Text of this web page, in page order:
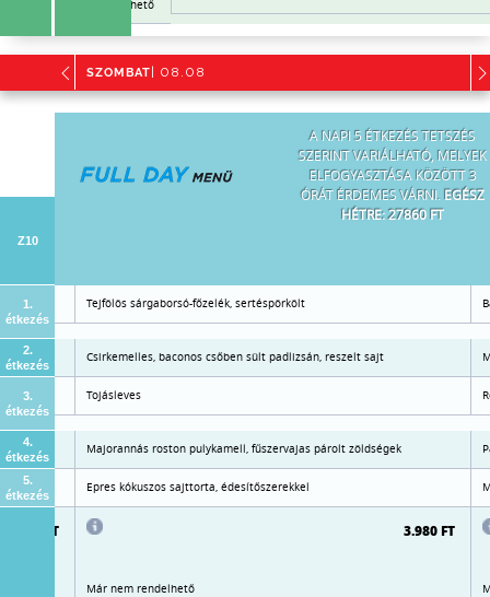
Már nem rendelhető
SZOMBAT | 08.08
A NAPI 5 ÉTKEZÉS TETSZÉS
SZERINT VARIÁLHATÓ, MELYEK
ELFOGYASZTÁSA KÖZÖTT 3
ÓRÁT ÉRDEMES VÁRNI. EGÉSZ
HÉTRE: 27860 FT
Z10
1.
étkezés
Tejfölös sárgaborsó-főzelék, sertéspörkölt
2.
étkezés
Csirkemelles, baconos csőben sült padlizsán, reszelt sajt
3.
étkezés
Tojásleves
4.
étkezés
Majorannás roston pulykamell, fűszervajas párolt zöldségek
5.
étkezés
Epres kókuszos sajttorta, édesítőszerekkel
3.980 FT 3.980 FT
Már nem rendelhető